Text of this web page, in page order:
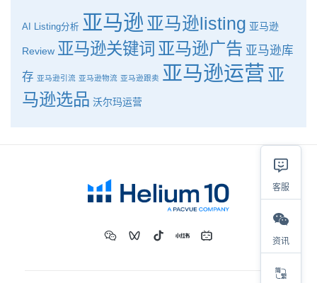
AI Listing分析 亚马逊 亚马逊listing 亚马逊
Review 亚马逊关键词 亚马逊广告 亚马逊库
存 亚马逊引流 亚马逊物流 亚马逊跟卖 亚马逊运营 亚
马逊选品 沃尔玛运营
客服
资讯